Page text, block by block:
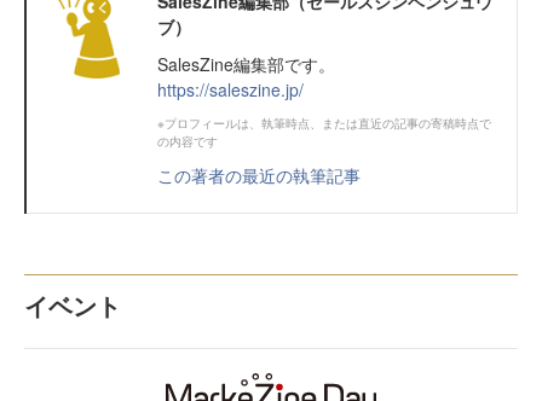
ブ）
SalesZine編集部です。
https://saleszine.jp/
※プロフィールは、執筆時点、または直近の記事の寄稿時点で
の内容です
この著者の最近の執筆記事
イベント